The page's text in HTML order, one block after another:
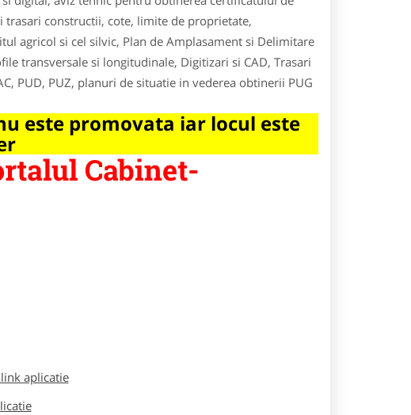
constructii, cote, limite de proprietate,
agricol si cel silvic, Plan de Amplasament si Delimitare
transversale si longitudinale, Digitizari si CAD, Trasari
PUD, PUZ, planuri de situatie in vederea obtinerii PUG
este promovata iar locul este
Cabinet-
link aplicatie